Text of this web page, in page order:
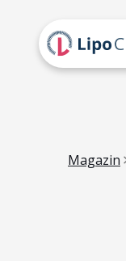
Magazin